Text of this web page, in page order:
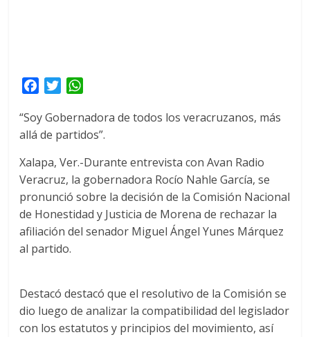
c
e
o
o
k
T
i
t
e
r
a
t
A
p
p
“Soy Gobernadora de todos los veracruzanos, más
allá de partidos”.
Xalapa, Ver.-Durante entrevista con Avan Radio
Veracruz, la gobernadora Rocío Nahle García, se
pronunció sobre la decisión de la Comisión Nacional
de Honestidad y Justicia de Morena de rechazar la
afiliación del senador Miguel Ángel Yunes Márquez
al partido.
Destacó destacó que el resolutivo de la Comisión se
dio luego de analizar la compatibilidad del legislador
con los estatutos y principios del movimiento, así